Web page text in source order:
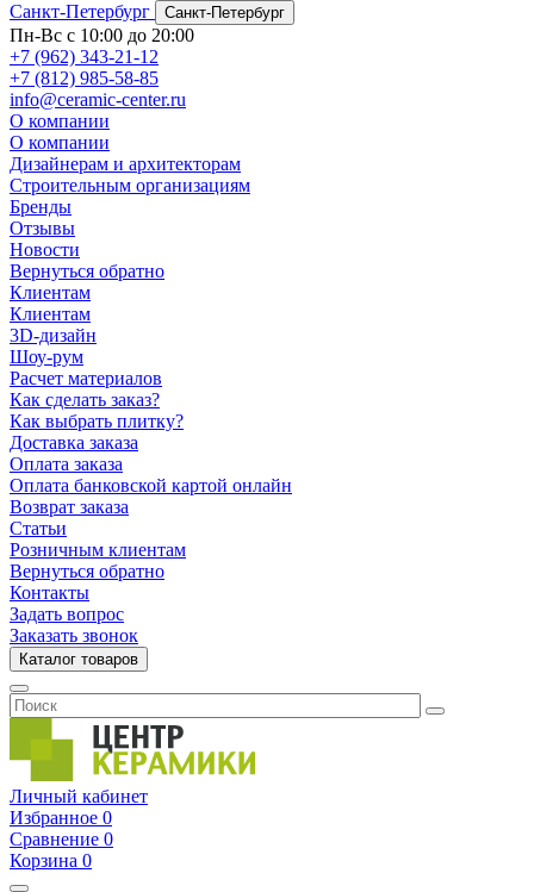
Санкт-Петербург
Санкт-Петербург
Пн-Вс с 10:00 до 20:00
+7 (962) 343-21-12
+7 (812) 985-58-85
info@ceramic-center.ru
О компании
О компании
Дизайнерам и архитекторам
Строительным организациям
Бренды
Отзывы
Новости
Вернуться обратно
Клиентам
Клиентам
3D-дизайн
Шоу-рум
Расчет материалов
Как сделать заказ?
Как выбрать плитку?
Доставка заказа
Оплата заказа
Оплата банковской картой онлайн
Возврат заказа
Статьи
Розничным клиентам
Вернуться обратно
Контакты
Задать вопрос
Заказать звонок
Каталог товаров
Личный кабинет
Избранное 0
Сравнение 0
Корзина 0